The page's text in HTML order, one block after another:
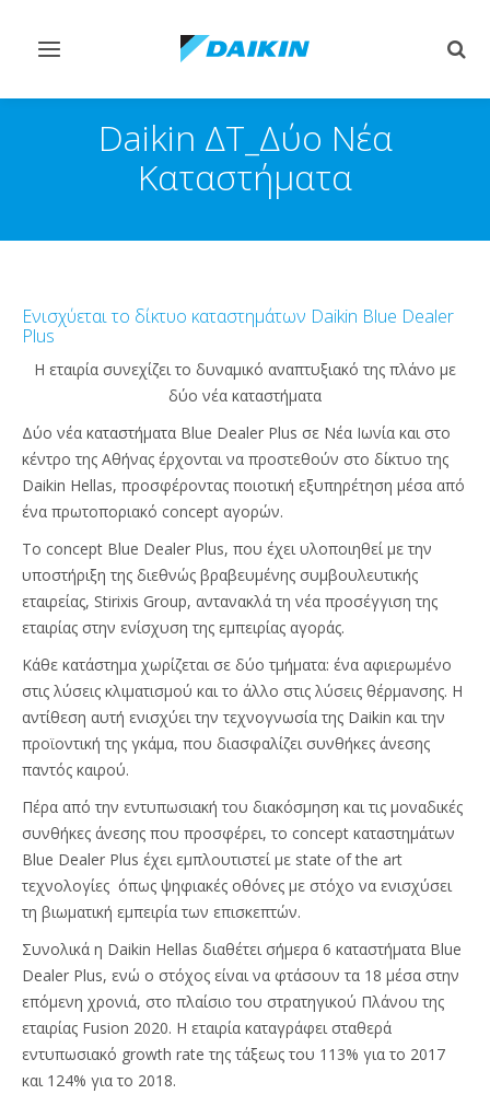
Εναλλαγή
πλοήγηση
Daikin ΔΤ_Δύο Νέα
Καταστήματα
Ενισχύεται το δίκτυο καταστημάτων Daikin Blue Dealer
Plus
Η εταιρία συνεχίζει το δυναμικό αναπτυξιακό της πλάνο με
δύο νέα καταστήματα
Δύο νέα καταστήματα Blue Dealer Plus σε Νέα Ιωνία και στο
κέντρο της Αθήνας έρχονται να προστεθούν στο δίκτυο της
Daikin Hellas, προσφέροντας ποιοτική εξυπηρέτηση μέσα από
ένα πρωτοποριακό concept αγορών.
Το concept Blue Dealer Plus, που έχει υλοποιηθεί με την
υποστήριξη της διεθνώς βραβευμένης συμβουλευτικής
εταιρείας, Stirixis Group, αντανακλά τη νέα προσέγγιση της
εταιρίας στην ενίσχυση της εμπειρίας αγοράς.
Κάθε κατάστημα χωρίζεται σε δύο τμήματα: ένα αφιερωμένο
στις λύσεις κλιματισμού και το άλλο στις λύσεις θέρμανσης. Η
αντίθεση αυτή ενισχύει την τεχνογνωσία της Daikin και την
προϊοντική της γκάμα, που διασφαλίζει συνθήκες άνεσης
παντός καιρού.
Πέρα από την εντυπωσιακή του διακόσμηση και τις μοναδικές
συνθήκες άνεσης που προσφέρει, το concept καταστημάτων
Blue Dealer Plus έχει εμπλουτιστεί με state of the art
τεχνολογίες όπως ψηφιακές οθόνες με στόχο να ενισχύσει
τη βιωματική εμπειρία των επισκεπτών.
Συνολικά η Daikin Hellas διαθέτει σήμερα 6 καταστήματα Blue
Dealer Plus, ενώ ο στόχος είναι να φτάσουν τα 18 μέσα στην
επόμενη χρονιά, στο πλαίσιο του στρατηγικού Πλάνου της
εταιρίας Fusion 2020. H εταιρία καταγράφει σταθερά
εντυπωσιακό growth rate της τάξεως του 113% για το 2017
και 124% για το 2018.